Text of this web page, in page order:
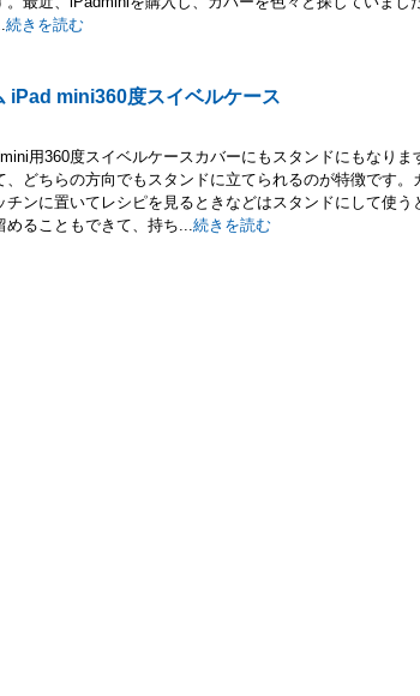
続きを読む
iPad mini360度スイベルケース
用360度スイベルケースカバーにもスタンドにもなりま
、どちらの方向でもスタンドに立てられるのが特徴です。
チンに置いてレシピを見るときなどはスタンドにして使う
めることもできて、持ち...続きを読む